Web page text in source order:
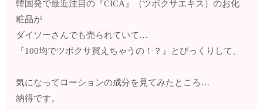
韓国発で最近注目の『CICA』（ツボクサエキス）のお化
粧品が
ダイソーさんでも売られていて…
『100均でツボクサ買えちゃうの！？』とびっくりして、
気になってローションの成分を見てみたところ…
納得です。